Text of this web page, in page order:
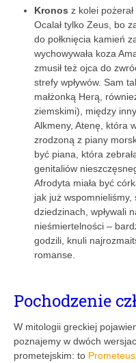
Kronos z kolei
Ocalał tylko Zeus, bo
do połknięcia kamień
wychowywała koza
zmusił też ojca do
strefy wpływów. Sam
małżonką Herą,
ziemskimi), między
Alkmeny, Atenę, która
zrodzoną z piany
być piana, która
genitaliów
Afrodyta miała być
jak już
dziedzinach, wpływali
nieśmiertelności –
godzili, knuli
romanse.
Pochodzenie
W mitologii greckiej
poznajemy w dwóch
prometejskim: to Prometeus